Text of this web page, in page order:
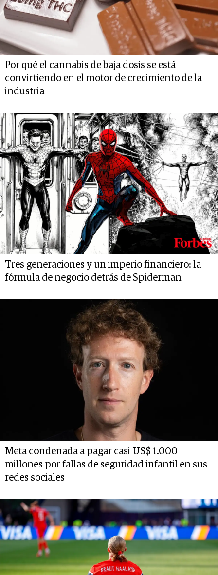
Por qué el cannabis de baja dosis se está
convirtiendo en el motor de crecimiento de la
industria
Tres generaciones y un imperio financiero: la
fórmula de negocio detrás de Spiderman
Meta condenada a pagar casi US$ 1.000
millones por fallas de seguridad infantil en sus
redes sociales